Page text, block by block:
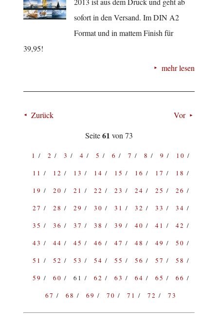
sofort in den Versand. Im DIN A2
Format und in mattem Finish für
39,95!
mehr lesen
Zurück
Vor
Seite61 von 73
1 2 3 4 5 6 7 8 9
10
11
12 13 14 15 16 17
18
19
20 21 22 23 24 25
26
27
28 29 30 31 32 33
34
35
36 37 38 39 40 41
42
43
44 45 46 47 48 49
50
51
52 53 54 55 56 57
58
59
60 61 62 63 64 65
66
67
68 69 70 71 72 73